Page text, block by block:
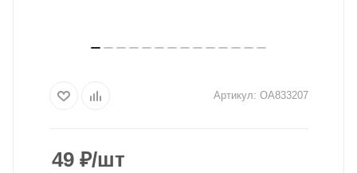
Артикул: OA833207
49₽/шт